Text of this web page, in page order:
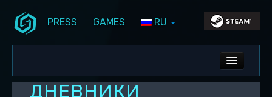
PRESS GAMES RU
ALL NEWS
ДНЕВНИКИ